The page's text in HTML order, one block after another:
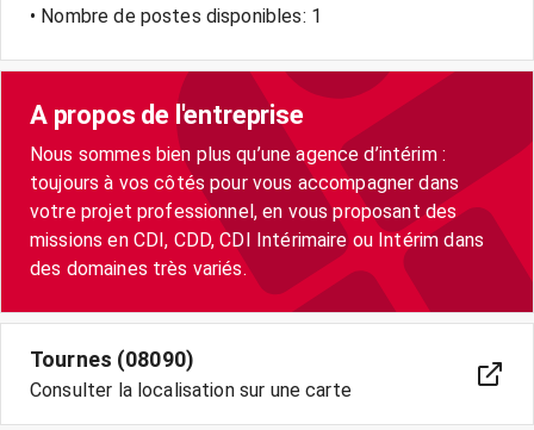
• Nombre de postes disponibles: 1
A propos de l'entreprise
Nous sommes bien plus qu’une agence d’intérim :
toujours à vos côtés pour vous accompagner dans
votre projet professionnel, en vous proposant des
missions en CDI, CDD, CDI Intérimaire ou Intérim dans
des domaines très variés.
Tournes (08090)
Consulter la localisation sur une carte